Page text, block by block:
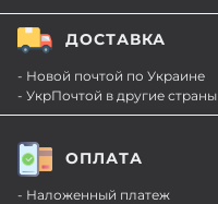
ДОСТАВКА
- Новой почтой по Украине
- УкрПочтой в другие страны
ОПЛАТА
- Наложенный платеж